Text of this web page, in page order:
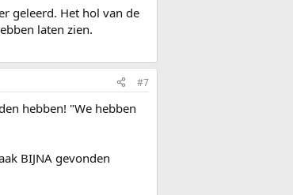
geleerd. Het hol van de
laten zien.
#7
hebben! "We hebben
BIJNA gevonden